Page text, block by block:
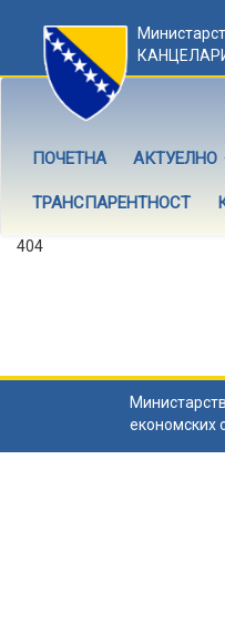
ПОЧЕТНА АКТУЕЛНО
ТРАНСПАРЕНТНОСТ
404
економских